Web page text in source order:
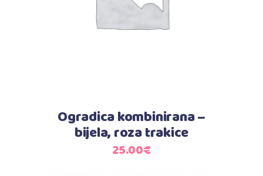
Ogradica kombinirana –
bijela, roza trakice
25.00€